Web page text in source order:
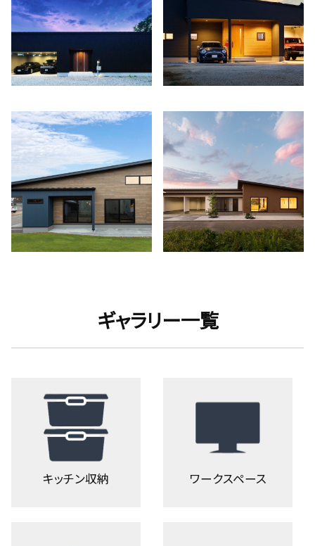
ギャラリー一覧
キッチン収納 ワークスペース